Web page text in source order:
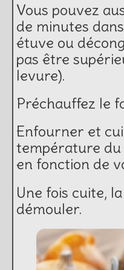
Vous pouvez
de minutes
étuve ou
pas être
levure).
Préchauffez le
Enfourner et
température du
en fonction de
Une fois cuite,
démouler.